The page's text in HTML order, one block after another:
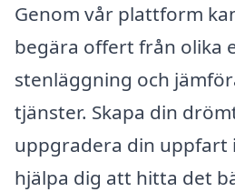
Genom vår plattform
begära offert från olika
stenläggning och
tjänster. Skapa din
uppgradera din uppfart
hjälpa dig att hitta det